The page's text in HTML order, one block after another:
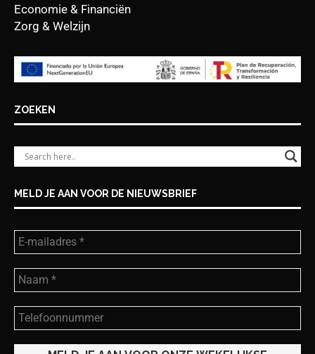
Economie & Financiën
Zorg & Welzijn
ZOEKEN
MELD JE AAN VOOR DE NIEUWSBRIEF